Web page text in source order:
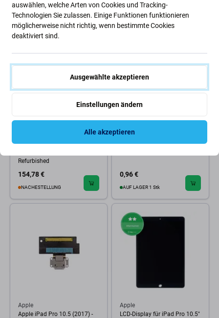
AUF LAGER 2 Stk NACHESTELLUNG
LCD-Display für iPad Pro 10.5"
(2017), White, Touchscreen-
Refurbished
154,78 €
NACHESTELLUNG
Apple iPad Pro 10.5 (2017),
iPad Air (3rd Gen 2019) - SIM
0,96 €
AUF LAGER 1 Stk
Apple
Apple iPad Pro 10.5 (2017) -
Apple
LCD-Display für iPad Pro 10.5"
auswählen, welche Arten von Cookies und Tracking-
Technologien Sie zulassen. Einige Funktionen funktionieren
möglicherweise nicht richtig, wenn bestimmte Cookies
deaktiviert sind.
Ausgewählte akzeptieren
Einstellungen ändern
Alle akzeptieren